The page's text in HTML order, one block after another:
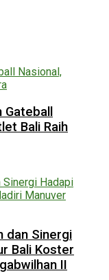
Bali Raih
dan Sinergi
Bali Koster
II